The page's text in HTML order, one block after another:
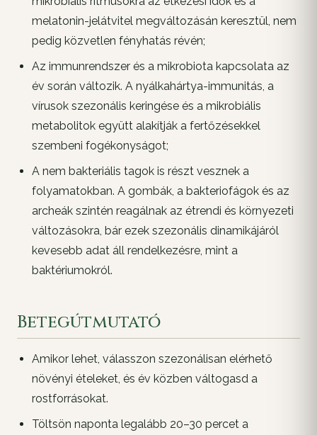
melatonin-jelátvitel megváltozásán keresztül, nem
pedig közvetlen fényhatás révén;
Az immunrendszer és a mikrobiota kapcsolata az
év során változik. A nyálkahártya-immunitás, a
vírusok szezonális keringése és a mikrobiális
metabolitok együtt alakítják a fertőzésekkel
szembeni fogékonyságot;
A nem bakteriális tagok is részt vesznek a
folyamatokban. A gombák, a bakteriofágok és az
archeák szintén reagálnak az étrendi és környezeti
változásokra, bár ezek szezonális dinamikájáról
kevesebb adat áll rendelkezésre, mint a
baktériumokról.
Betegútmutató
Amikor lehet, válasszon szezonálisan elérhető
növényi ételeket, és év közben váltogasd a
rostforrásokat.
Töltsön naponta legalább 20–30 percet a